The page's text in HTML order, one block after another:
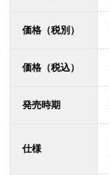
価格（税別）
価格（税込）
発売時期
仕様